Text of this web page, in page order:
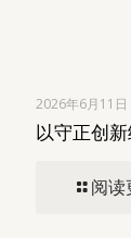
2026年6月11日
以守正创
阅读